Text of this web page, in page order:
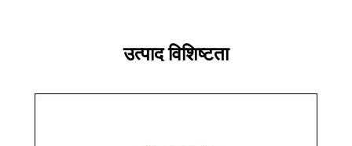
उत्पाद विशिष्टता